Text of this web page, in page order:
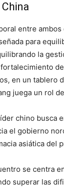
entre
para
la
en un tablero
juega un rol
chino busca
el gobierno
asiática del
se centra
superar las